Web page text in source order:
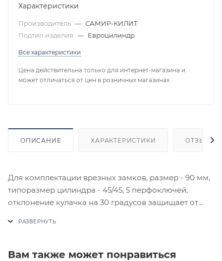
Характеристики
Производитель — САМИР-КИЛИТ
Подтип изделия — Евроцилиндр
Все характеристики
Цена действительна только для интернет-магазина и
может отличаться от цен в розничных магазинах
ОПИСАНИЕ ХАРАКТЕРИСТИКИ ОТЗЫВЫ
Для комплектации врезных замков, размер - 90 мм,
типоразмер цилиндра - 45/45, 5 перфоключей,
отклонение кулачка на 30 градусов защищает от
в счете может быть предложен аналог на
Вам также может понравиться